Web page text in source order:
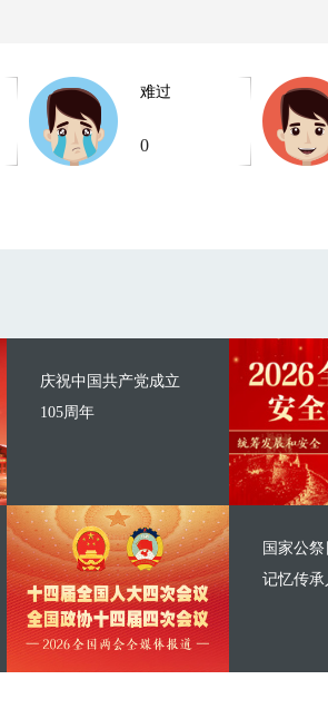
难过
0
庆祝中国共产党成立
105周年
国家公
记忆传承